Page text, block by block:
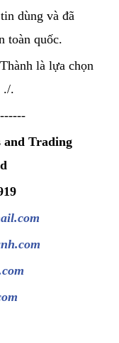
dùng và đã
toàn quốc.
là lựa chọn
./.
Trading